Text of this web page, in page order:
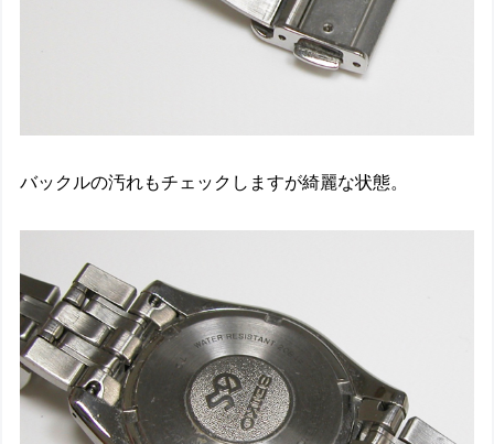
バックルの汚れもチェックしますが綺麗な状態。